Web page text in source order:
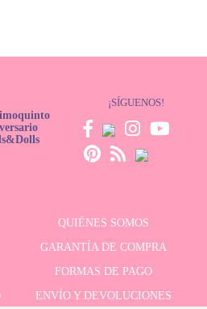
¡SÍGUENOS!
QUIÉNES SOMOS
GARANTÍA DE COMPRA
FORMAS DE PAGO
ENVÍO Y DEVOLUCIONES